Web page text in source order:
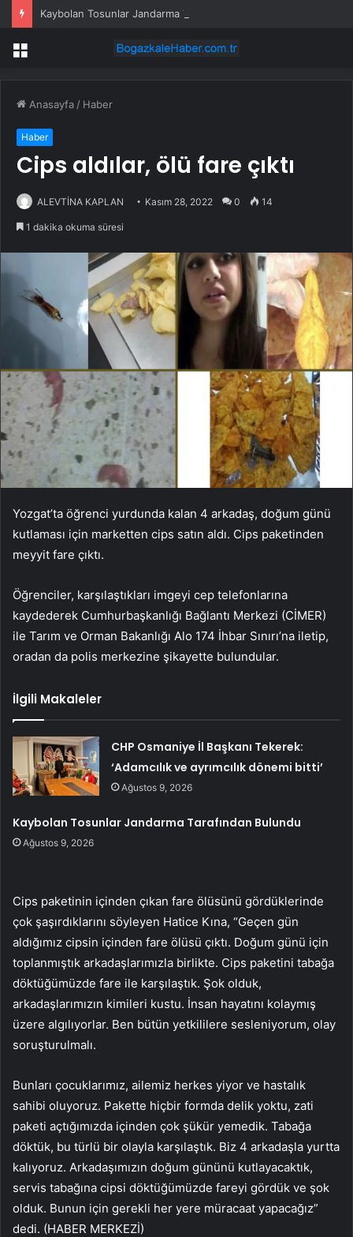
Kaybolan Tosunlar Jandarma Tarafından Bulundu
Menü
Anasayfa / Haber
Haber
Cips aldılar, ölü fare çıktı
ALEVTİNA KAPLAN Kasım 28, 2022 0 14
1 dakika okuma süresi
Yozgat’ta öğrenci yurdunda kalan 4 arkadaş, doğum günü
kutlaması için marketten cips satın aldı. Cips paketinden
meyyit fare çıktı.
Öğrenciler, karşılaştıkları imgeyi cep telefonlarına
kaydederek Cumhurbaşkanlığı Bağlantı Merkezi (CİMER)
ile Tarım ve Orman Bakanlığı Alo 174 İhbar Sınırı’na iletip,
oradan da polis merkezine şikayette bulundular.
İlgili Makaleler
CHP Osmaniye İl Başkanı Tekerek:
‘Adamcılık ve ayrımcılık dönemi bitti’
Ağustos 9, 2026
Kaybolan Tosunlar Jandarma Tarafından Bulundu
Ağustos 9, 2026
Cips paketinin içinden çıkan fare ölüsünü gördüklerinde
çok şaşırdıklarını söyleyen Hatice Kına, “Geçen gün
aldığımız cipsin içinden fare ölüsü çıktı. Doğum günü için
toplanmıştık arkadaşlarımızla birlikte. Cips paketini tabağa
döktüğümüzde fare ile karşılaştık. Şok olduk,
arkadaşlarımızın kimileri kustu. İnsan hayatını kolaymış
üzere algılıyorlar. Ben bütün yetkililere sesleniyorum, olay
soruşturulmalı.
Bunları çocuklarımız, ailemiz herkes yiyor ve hastalık
sahibi oluyoruz. Pakette hiçbir formda delik yoktu, zati
paketi açtığımızda içinden çok şükür yemedik. Tabağa
döktük, bu türlü bir olayla karşılaştık. Biz 4 arkadaşla yurtta
kalıyoruz. Arkadaşımızın doğum gününü kutlayacaktık,
servis tabağına cipsi döktüğümüzde fareyi gördük ve şok
olduk. Bunun için gerekli her yere müracaat yapacağız”
dedi. (HABER MERKEZİ)